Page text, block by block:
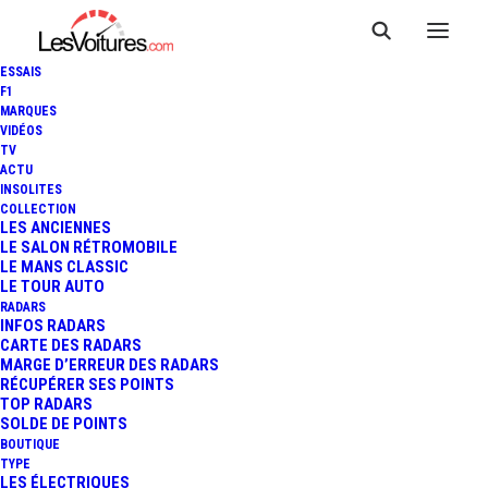
ESSAIS
F1
MARQUES
VIDÉOS
TV
ACTU
INSOLITES
COLLECTION
LES ANCIENNES
LE SALON RÉTROMOBILE
LE MANS CLASSIC
LE TOUR AUTO
RADARS
INFOS RADARS
CARTE DES RADARS
MARGE D’ERREUR DES RADARS
RÉCUPÉRER SES POINTS
TOP RADARS
SOLDE DE POINTS
BOUTIQUE
TYPE
LES ÉLECTRIQUES
8 janvier 2020
VOLKSWAGEN ARTEON